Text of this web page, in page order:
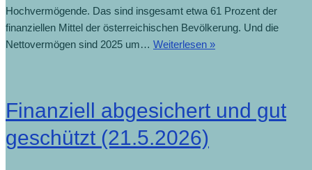
Hochvermögende. Das sind insgesamt etwa 61 Prozent der
finanziellen Mittel der österreichischen Bevölkerung. Und die
Nettovermögen sind 2025 um… Weiterlesen »
Finanziell abgesichert und gut
geschützt (21.5.2026)